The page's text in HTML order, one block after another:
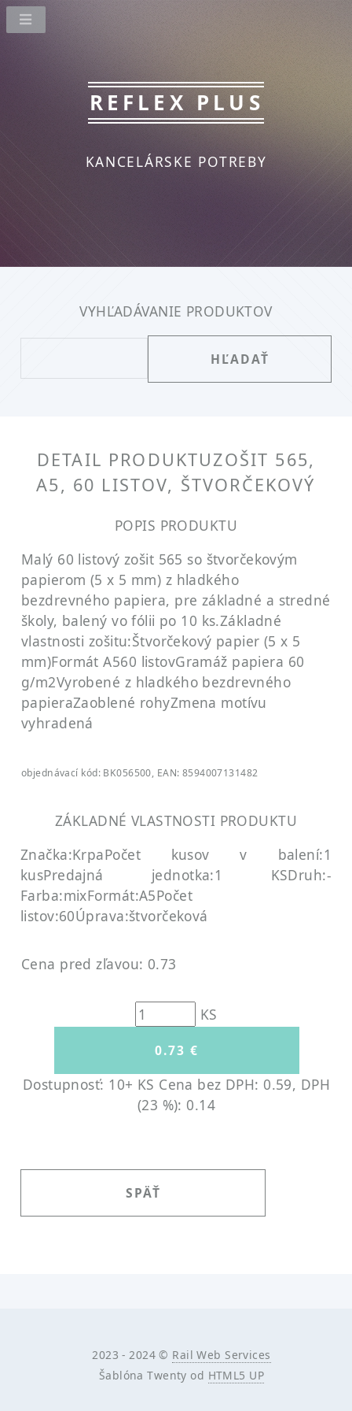
REFLEX PLUS
KANCELÁRSKE POTREBY
VYHĽADÁVANIE PRODUKTOV
DETAIL PRODUKTUZOŠIT 565,
A5, 60 LISTOV, ŠTVORČEKOVÝ
POPIS PRODUKTU
Malý 60 listový zošit 565 so štvorčekovým
papierom (5 x 5 mm) z hladkého
bezdrevného papiera, pre základné a stredné
školy, balený vo fólii po 10 ks.Základné
vlastnosti zošitu:Štvorčekový papier (5 x 5
mm)Formát A560 listovGramáž papiera 60
g/m2Vyrobené z hladkého bezdrevného
papieraZaoblené rohyZmena motívu
vyhradená
objednávací kód: BK056500, EAN: 8594007131482
ZÁKLADNÉ VLASTNOSTI PRODUKTU
Značka:KrpaPočet kusov v balení:1
kusPredajná jednotka:1 KSDruh:-
Farba:mixFormát:A5Počet
listov:60Úprava:štvorčeková
Cena pred zľavou: 0.73
KS
Dostupnosť: 10+ KS Cena bez DPH: 0.59, DPH
(23 %): 0.14
SPÄŤ
2023 - 2024 © Rail Web Services
Šablóna Twenty od HTML5 UP